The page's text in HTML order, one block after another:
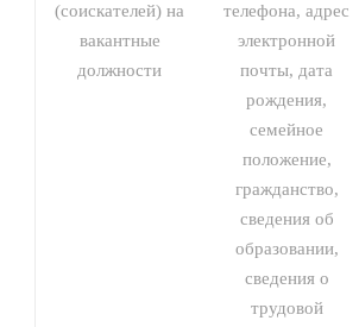
(соискателей) на
вакантные
должности
телефона, адрес
электронной
почты, дата
рождения,
семейное
положение,
гражданство,
сведения об
образовании,
сведения о
трудовой